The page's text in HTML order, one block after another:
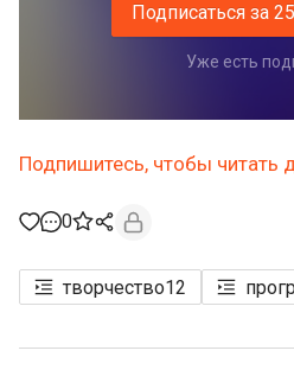
Подписаться за
Уже есть
Подпишитесь, чтобы читать
0
творчество12